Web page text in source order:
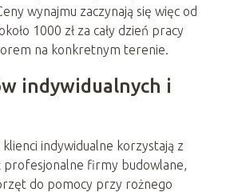
wynajmu zaczynają się więc od
1000 zł za cały dzień pracy
na konkretnym terenie.
indywidualnych i
indywidualne korzystają z
profesjonalne firmy budowlane,
do pomocy przy rożnego